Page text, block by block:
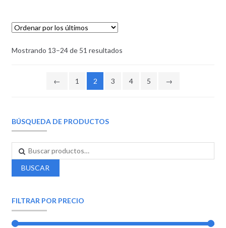
Mostrando 13–24 de 51 resultados
← 1 2 3 4 5 →
BÚSQUEDA DE PRODUCTOS
BUSCAR
FILTRAR POR PRECIO